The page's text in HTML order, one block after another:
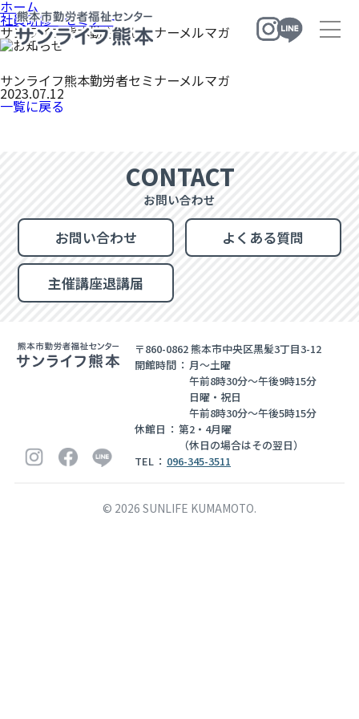
ホーム
社員研修・セミナー
サンライフ熊本勤労者セミナーメルマガ
サンライフ熊本勤労者セミナーメルマガ
2023.07.12
一覧に戻る
CONTACT
お問い合わせ
お問い合わせ よくある質問
主催講座退講届
〒860-0862 熊本市中央区黒髪3丁目3-12
開館時間
月～土曜
午前8時30分～午後9時15分
日曜・祝日
午前8時30分～午後5時15分
休館日
第2・4月曜
（休日の場合はその翌日）
TEL
096-345-3511
© 2026 SUNLIFE KUMAMOTO.
ホーム
施設のご案内
社員研修・講座・セミナー
職業・スポーツ・教養講座
社員研修・セミナー・イベント・短期講座
ママ向け講座
交通アクセス
お問い合わせ よくある質問
個人情報の取扱いについて